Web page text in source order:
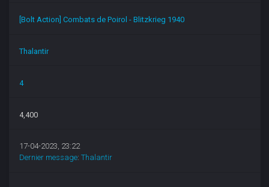
[Bolt Action] Combats de Poirol - Blitzkrieg 1940
Thalantir
4
4,400
17-04-2023, 23:22
Dernier message:Thalantir